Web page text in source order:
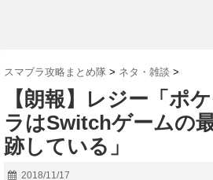
スマブラ攻略まとめ隊 > ネタ・雑談 >
【朗報】レジー「ポ
ラはSwitchゲームの
跡している」
2018/11/17